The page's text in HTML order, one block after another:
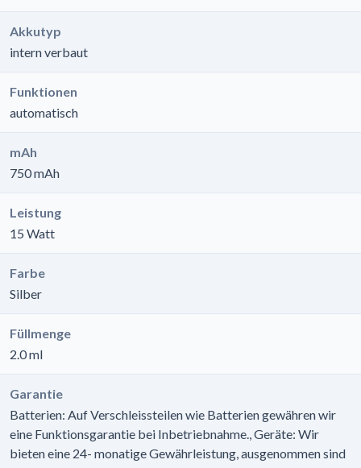
Akkutyp
intern verbaut
Funktionen
automatisch
mAh
750 mAh
Leistung
15 Watt
Farbe
Silber
Füllmenge
2.0 ml
Garantie
Batterien: Auf Verschleissteilen wie Batterien gewähren wir
eine Funktionsgarantie bei Inbetriebnahme., Geräte: Wir
bieten eine 24- monatige Gewährleistung, ausgenommen sind